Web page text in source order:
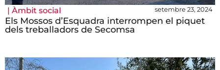
| Àmbit social setembre 23, 2024
Els Mossos d’Esquadra interrompen el piquet
dels treballadors de Secomsa